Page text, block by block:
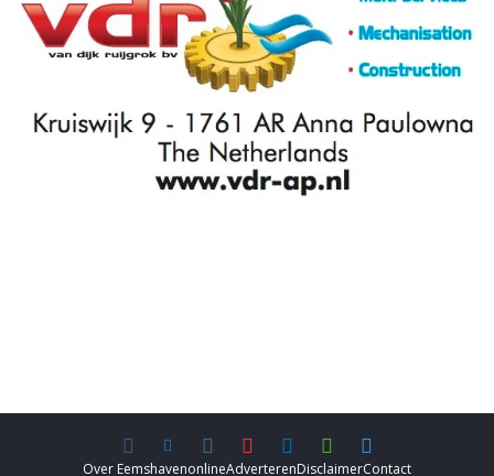
Over EemshavenonlineAdverterenDisclaimerContact